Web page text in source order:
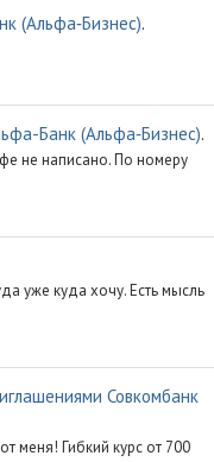
(Альфа‑Бизнес).
Банк (Альфа‑Бизнес).
не написано. По номеру
уже куда хочу. Есть мысль
Совкомбанк
меня! Гибкий курс от 700